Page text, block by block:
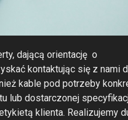
dającą orientację o
kontaktując się z nami
kable pod potrzeby
lub dostarczonej
klienta. Realizujemy